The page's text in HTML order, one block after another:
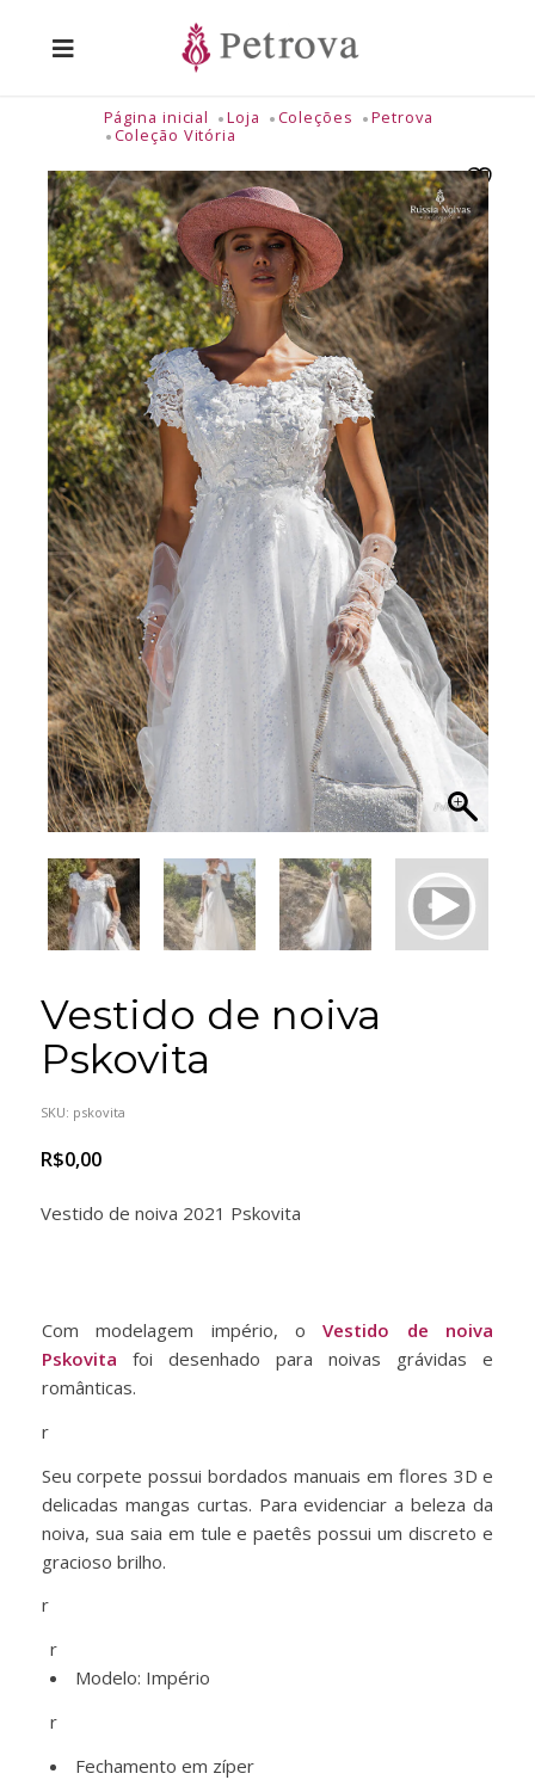
Página inicial Loja Coleções
Petrova
Coleção Vitória
Vestido de noiva
Pskovita
SKU: pskovita
R$0,00
Vestido de noiva 2021 Pskovita
Com modelagem império, oVestido de noiva
Pskovita foi desenhado para noivas grávidas e
românticas.
r
Seu corpete possui bordados manuais em flores 3D e
delicadas mangas curtas. Para evidenciar a beleza da
noiva, sua saia em tule e paetês possui um discreto e
gracioso brilho.
r
r
Modelo: Império
r
Fechamento em zíper